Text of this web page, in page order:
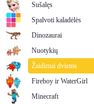
Sušalęs
Spalvoti kaladėlės
Dinozaurai
Nuotykių
Žaidimai dviems
Fireboy ir WaterGirl
Minecraft